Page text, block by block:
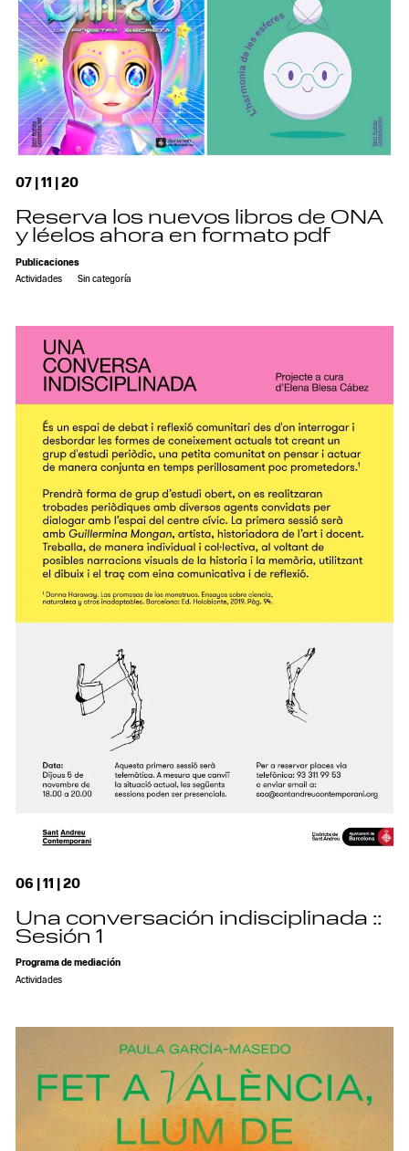
07 | 11 | 20
Reserva los nuevos libros de ONA
y léelos ahora en formato pdf
Publicaciones
Actividades
Sin categoría
06 | 11 | 20
Una conversación indisciplinada ::
Sesión 1
Programa de mediación
Actividades